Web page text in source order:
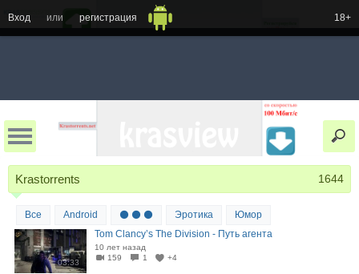
Вход или регистрация 18+
Krastorrents 1644
Все Android ⚫ ⚫ ⚫ Эротика Юмор
03:33
Tom Clancy’s The Division - Путь агента
10 лет назад
159
1 +4